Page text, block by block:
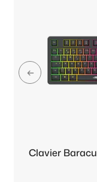
Clavier